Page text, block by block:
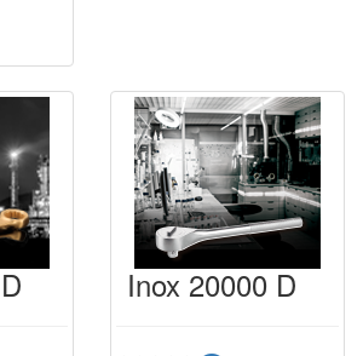
Inox 20000 D